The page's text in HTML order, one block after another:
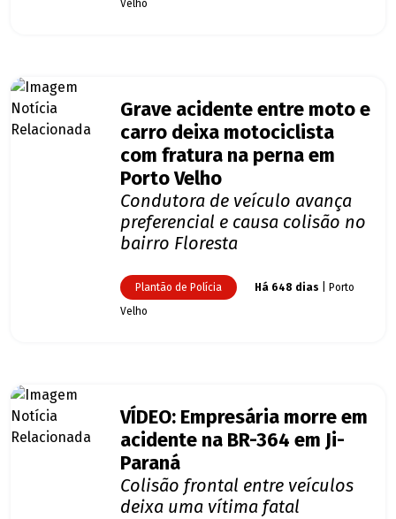
Velho
Grave acidente entre moto e
carro deixa motociclista
com fratura na perna em
Porto Velho
Condutora de veículo avança
preferencial e causa colisão no
bairro Floresta
Plantão de Polícia Há 648 dias | Porto
Velho
VÍDEO: Empresária morre em
acidente na BR-364 em Ji-
Paraná
Colisão frontal entre veículos
deixa uma vítima fatal